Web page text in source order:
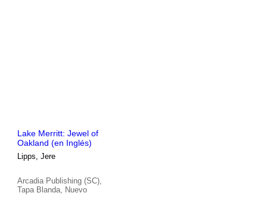
Lake Merritt: Jewel of
Oakland (en Inglés)
Lipps, Jere
Arcadia Publishing (SC),
Tapa Blanda, Nuevo